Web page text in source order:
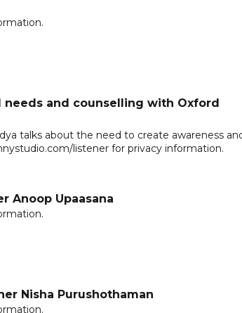
and counselling with Oxford
talks about the need to create awareness
listener for privacy information.
Anoop Upaasana
Nisha Purushothaman